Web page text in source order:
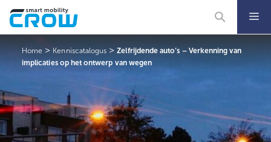
naar
de
Home > Kenniscatalogus >Zelfrijdende auto’s – Verkenning van
implicaties op het ontwerp van wegen